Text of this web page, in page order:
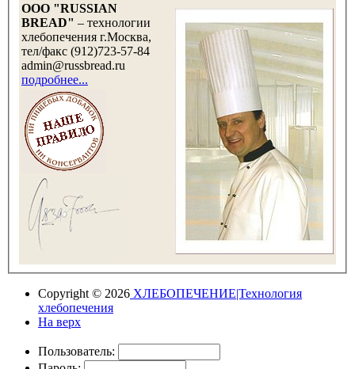
OOO "RUSSIAN
BREAD" – технологии
хлебопечения г.Москва,
тел/факс (912)723-57-84
admin@russbread.ru
подробнее...
Copyright © 2026 ХЛЕБОПЕЧЕНИЕ|Технология
хлебопечения
На верх
Пользователь: